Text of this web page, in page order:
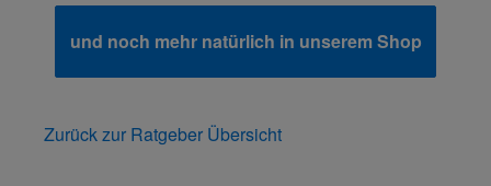
und noch mehr natürlich in unserem Shop
Zurück zur Ratgeber Übersicht